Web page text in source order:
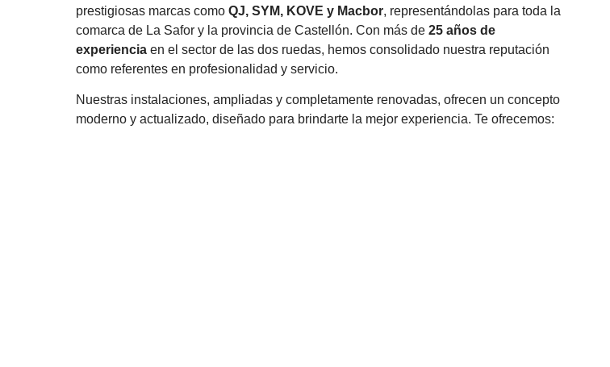
prestigiosas marcas como QJ, SYM, KOVE y Macbor, representándolas para toda la
comarca de La Safor y la provincia de Castellón. Con más de 25 años de
experiencia en el sector de las dos ruedas, hemos consolidado nuestra reputación
como referentes en profesionalidad y servicio.
Nuestras instalaciones, ampliadas y completamente renovadas, ofrecen un concepto
moderno y actualizado, diseñado para brindarte la mejor experiencia. Te ofrecemos: